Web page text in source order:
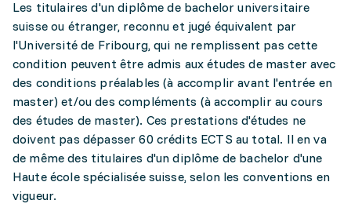
Les titulaires d'un diplôme de bachelor universitaire
suisse ou étranger, reconnu et jugé équivalent par
l'Université de Fribourg, qui ne remplissent pas cette
condition peuvent être admis aux études de master avec
des conditions préalables (à accomplir avant l'entrée en
master) et/ou des compléments (à accomplir au cours
des études de master). Ces prestations d'études ne
doivent pas dépasser 60 crédits ECTS au total. Il en va
de même des titulaires d'un diplôme de bachelor d'une
Haute école spécialisée suisse, selon les conventions en
vigueur.